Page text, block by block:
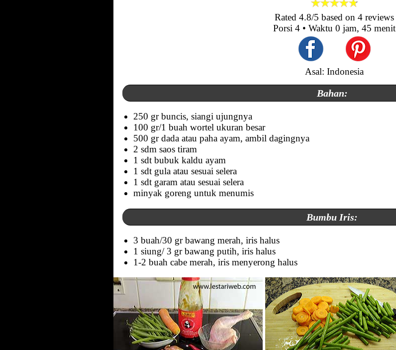
Rated 4.8/5 based on 4 reviews
Porsi 4 • Waktu 0 jam, 45 menit
Asal: Indonesia
Bahan:
250 gr buncis, siangi ujungnya
100 gr/1 buah wortel ukuran besar
500 gr dada atau paha ayam, ambil dagingnya
2 sdm saos tiram
1 sdt bubuk kaldu ayam
1 sdt gula atau sesuai selera
1 sdt garam atau sesuai selera
minyak goreng untuk menumis
Bumbu Iris:
3 buah/30 gr bawang merah, iris halus
1 siung/ 3 gr bawang putih, iris halus
1-2 buah cabe merah, iris menyerong halus